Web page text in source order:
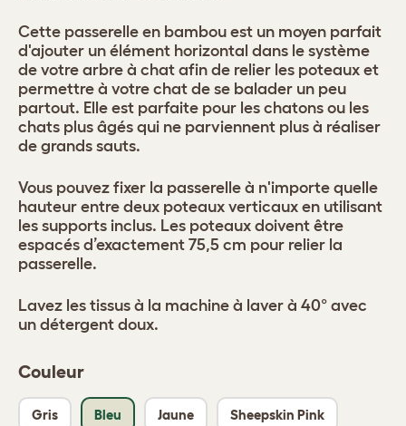
Couleur
Gris Bleu Jaune Sheepskin Pink
Cette passerelle en bambou est un moyen parfait
d'ajouter un élément horizontal dans le système
de votre arbre à chat afin de relier les poteaux et
permettre à votre chat de se balader un peu
partout. Elle est parfaite pour les chatons ou les
chats plus âgés qui ne parviennent plus à réaliser
de grands sauts.
Vous pouvez fixer la passerelle à n'importe quelle
hauteur entre deux poteaux verticaux en utilisant
les supports inclus. Les poteaux doivent être
espacés d’exactement 75,5 cm pour relier la
passerelle.
Lavez les tissus à la machine à laver à 40° avec
un détergent doux.